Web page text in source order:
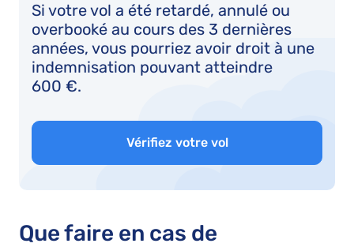
Si votre vol a été retardé, annulé ou
overbooké au cours des 3 dernières
années, vous pourriez avoir droit à une
indemnisation pouvant atteindre
600 €.
Vérifiez votre vol
Que faire en cas de